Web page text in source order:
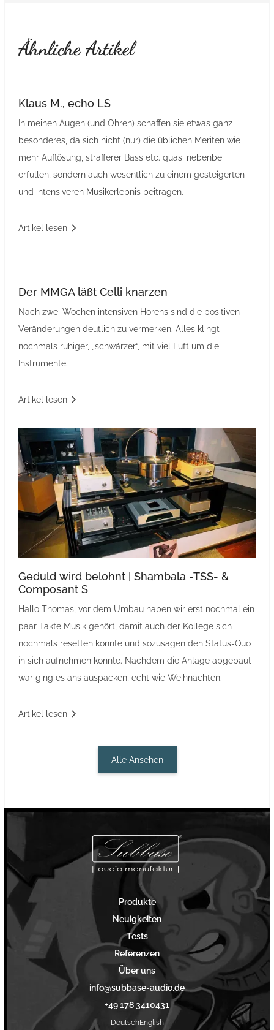
Ähnliche Artikel
Klaus M., echo LS
In meinen Augen (und Ohren) schaffen sie etwas ganz
besonderes, da sich nicht (nur) die üblichen Meriten wie
mehr Auflösung, strafferer Bass etc. quasi nebenbei
erfüllen, sondern auch wesentlich zu einem gesteigerten
und intensiveren Musikerlebnis beitragen.
Artikel lesen
Der MMGA läßt Celli knarzen
Nach zwei Wochen intensiven Hörens sind die positiven
Veränderungen deutlich zu vermerken. Alles klingt
nochmals ruhiger, „schwärzer“, mit viel Luft um die
Instrumente.
Artikel lesen
Geduld wird belohnt | Shambala -TSS- &
Composant S
Hallo Thomas, vor dem Umbau haben wir erst nochmal ein
paar Takte Musik gehört, damit auch der Kollege sich
nochmals resetten konnte und sozusagen den Status‐Quo
in sich aufnehmen konnte. Nachdem die Anlage abgebaut
war ging es ans auspacken, echt wie Weihnachten.
Artikel lesen
Alle Ansehen
Produkte
Neuigkeiten
Tests
Referenzen
Über uns
info@subbase-audio.de
+49 178 3410431
DeutschEnglish